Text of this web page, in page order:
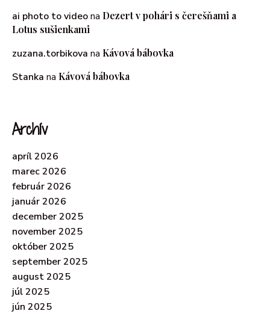
ai photo to videona Dezert v pohári s čerešňami a
Lotus sušienkami
zuzana.torbikova na Kávová bábovka
Stanka na Kávová bábovka
Archív
apríl 2026
marec 2026
február 2026
január 2026
december 2025
november 2025
október 2025
september 2025
august 2025
júl 2025
jún 2025